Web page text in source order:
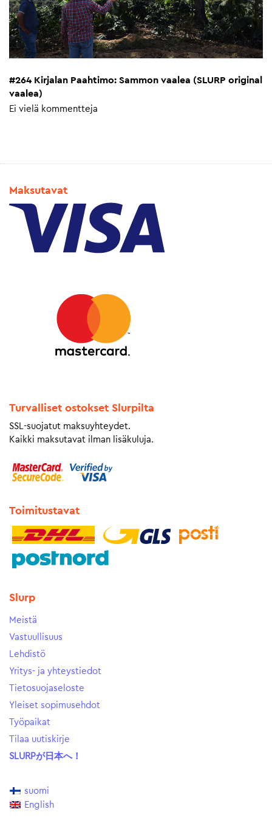
#264 Kirjalan Paahtimo: Sammon vaalea (SLURP original
vaalea)
Ei vielä kommentteja
Maksutavat
Turvalliset ostokset Slurpilta
SSL-suojatut maksuyhteydet.
Kaikki maksutavat ilman lisäkuluja.
Toimitustavat
Slurp
Meistä
Vastuullisuus
Lehdistö
Yritys- ja yhteystiedot
Tietosuojaseloste
Yleiset sopimusehdot
Työpaikat
Tilaa uutiskirje
SLURPが日本へ！
suomi
English